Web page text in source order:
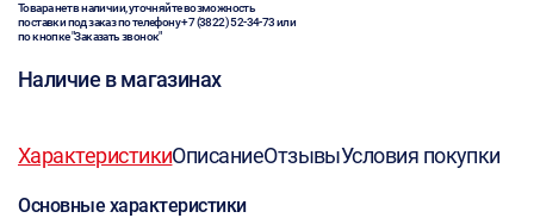
Товара нет в наличии, уточняйте возможность
поставки под заказ по телефону+7 (3822) 52-34-73или
по кнопке "Заказать звонок"
Наличие в магазинах
ХарактеристикиОписаниеОтзывыУсловия покупки
Основные характеристики